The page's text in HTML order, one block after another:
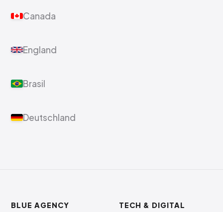
Canada
England
Brasil
Deutschland
BLUE AGENCY TECH & DIGITAL